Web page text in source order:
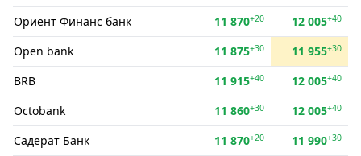
Ориент Финанс банк 11 870+20 12 005+40
Open bank 11 875+30 11 955+30
BRB 11 915+40 12 005+40
Octobank 11 860+30 12 005+40
Садерат Банк 11 870+20 11 990+30